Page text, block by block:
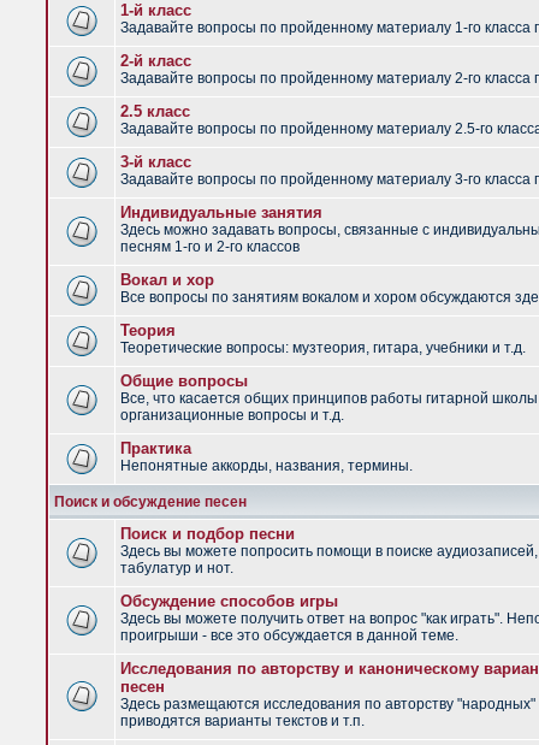
1-й класс
Задавайте вопросы по пройденному материалу 1-го класса
2-й класс
Задавайте вопросы по пройденному материалу 2-го класса
2.5 класс
Задавайте вопросы по пройденному материалу 2.5-го
3-й класс
Задавайте вопросы по пройденному материалу 3-го класса
Индивидуальные занятия
Здесь можно задавать вопросы, связанные с
песням 1-го и 2-го классов
Вокал и хор
Все вопросы по занятиям вокалом и хором обсуждаются
Теория
Теоретические вопросы: музтеория, гитара, учебники и т.д.
Общие вопросы
Все, что касается общих принципов работы гитарной
организационные вопросы и т.д.
Практика
Непонятные аккорды, названия, термины.
Поиск и обсуждение песен
Поиск и подбор песни
Здесь вы можете попросить помощи в поиске аудиозаписей,
табулатур и нот.
Обсуждение способов игры
Здесь вы можете получить ответ на вопрос "как играть".
проигрыши - все это обсуждается в данной теме.
Исследования по авторству и каноническому
песен
Здесь размещаются исследования по авторству "народных"
приводятся варианты текстов и т.п.